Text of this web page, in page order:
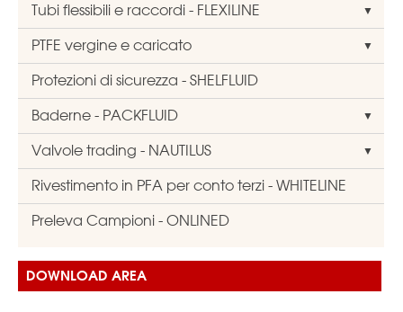
Tubi flessibili e raccordi - FLEXILINE
PTFE vergine e caricato
Protezioni di sicurezza - SHELFLUID
Baderne - PACKFLUID
Valvole trading - NAUTILUS
Rivestimento in PFA per conto terzi - WHITELINE
Preleva Campioni - ONLINED
DOWNLOAD AREA